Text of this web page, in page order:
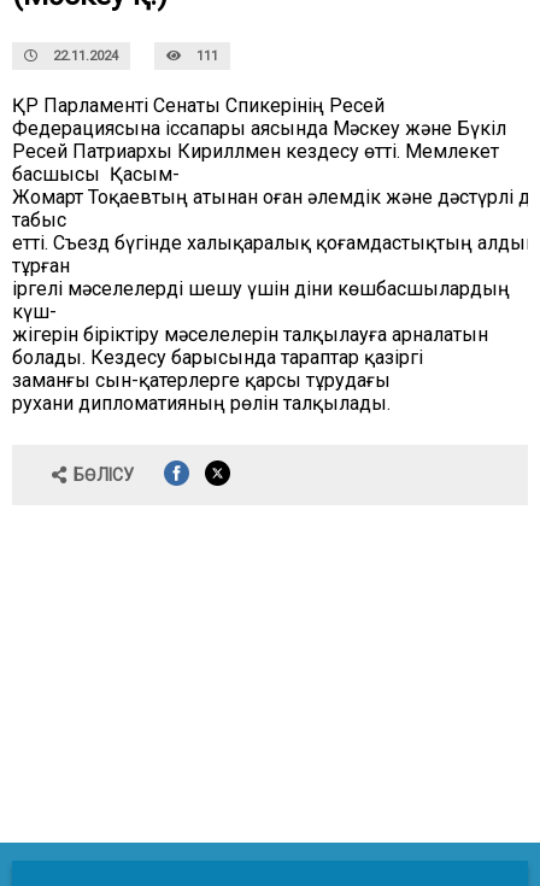
22.11.2024 111
ҚР Парламенті Сенаты Спикерінің Ресей
Федерациясына іссапары аясында Мәскеу және Бүкіл
Ресей Патриархы Кириллмен кездесу өтті. Мемлекет
басшысы Қасым-
Жомарт Тоқаевтың атынан оған әлемдік және дәстүрлі
табыс
етті. Съезд бүгінде халықаралық қоғамдастықтың
тұрған
іргелі мәселелерді шешу үшін діни көшбасшылардың
күш-
жігерін біріктіру мәселелерін талқылауға арналатын
болады. Кездесу барысындатараптар қазіргі
заманғы сын-қатерлерге қарсы тұрудағы
рухани дипломатияның рөлін талқылады.
БӨЛІСУ